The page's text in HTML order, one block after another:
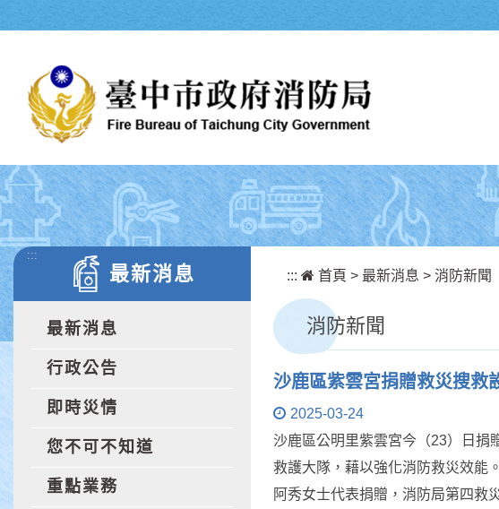
:::
最新消息
最新消息
行政公告
即時災情
您不可不知道
重點業務
::: 首頁 > 最新消息 > 消防新聞
消防新聞
沙鹿區紫雲宮捐贈救災搜救
2025-03-24
沙鹿區公明里紫雲宮今（23）日捐
救護大隊，藉以強化消防救災效能
阿秀女士代表捐贈，消防局第四救